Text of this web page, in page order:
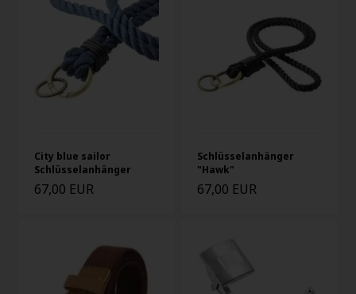
City blue sailor
Schlüsselanhänger
67,00 EUR
Schlüsselanhänger
"Hawk"
67,00 EUR